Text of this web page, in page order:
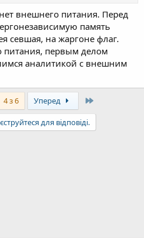
внешнего питания. Перед
память
севшая, на жаргоне флаг.
первым делом
аналитикой с внешним
4 з 6 Уперед
для відповіді.